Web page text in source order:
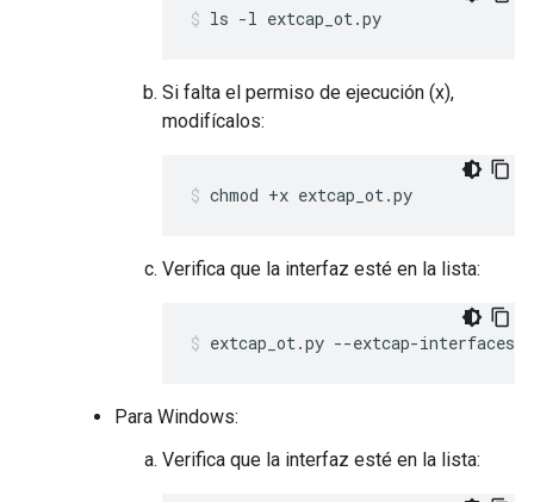
ls -l extcap_ot.py
Si falta el permiso de ejecución (x),
modifícalos:
chmod +x extcap_ot.py
Verifica que la interfaz esté en la lista:
extcap_ot.py --extcap-interfaces
Para Windows:
Verifica que la interfaz esté en la lista: